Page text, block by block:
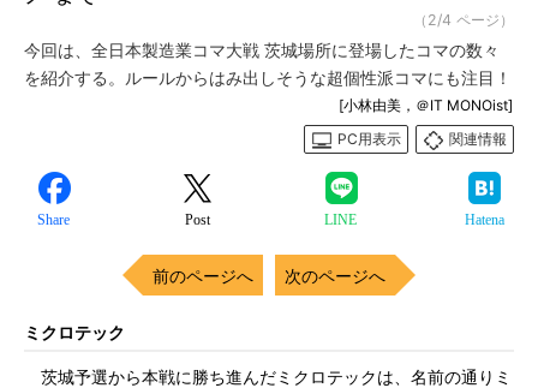
（2/4 ページ）
今回は、全日本製造業コマ大戦 茨城場所に登場したコマの数々
を紹介する。ルールからはみ出しそうな超個性派コマにも注目！
[小林由美，＠IT MONOist]
PC用表示
関連情報
Share Post LINE Hatena
前のページへ 次のページへ
ミクロテック
茨城予選から本戦に勝ち進んだミクロテックは、名前の通りミ